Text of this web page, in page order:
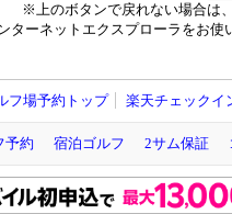
※上のボタンで戻れない場合は
ターネットエクスプローラをお
フ場予約トップ 楽天チェックイ
予約 宿泊ゴルフ 2サム保証